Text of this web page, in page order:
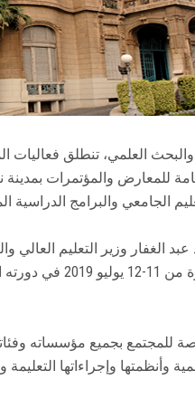
العلمي، تنطلق فعاليات
2019 بالهيئة العامة للمعارض
والبرامج الدراسية
عبد الغفار وزير التعليم
الرابع للتعليم
للمجتمع بجميع مؤسساته
وأنظمتها وإجراءاتها